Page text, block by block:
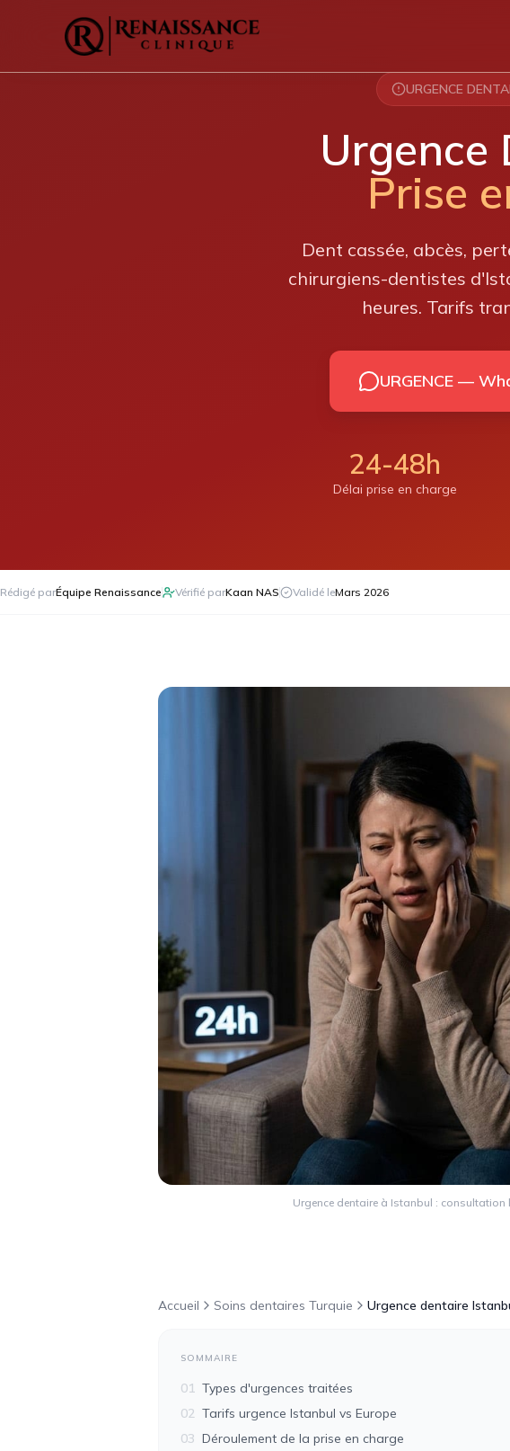
URGENCE
Urgence
Prise
Dent cassée, abcès,
chirurgiens-dentistes
heures. Tarifs
URGENCE —
24-48h
Délai prise en charge
Rédigé parÉquipe Renaissance Vérifié parKaan NAS Validé leMars 2026
Urgence dentaire à Istanbul : consultation
Accueil Soins dentaires Turquie Urgence dentaire
SOMMAIRE
01 Types d'urgences traitées
02 Tarifs urgence Istanbul vs Europe
03 Déroulement de la prise en charge